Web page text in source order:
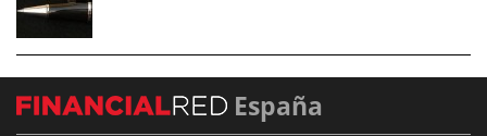
España